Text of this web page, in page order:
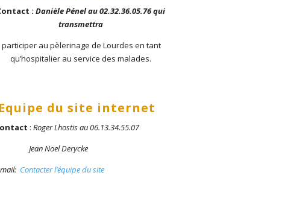
: Danièle Pénel au 02.32.36.05.76 qui
transmettra
participer au pèlerinage de Lourdes en tant
qu’hospitalier au service des malades.
Equipe du site internet
:Roger Lhostis au 06.13.34.55.07
Jean Noel Derycke
mail: Contacter l’équipe du site